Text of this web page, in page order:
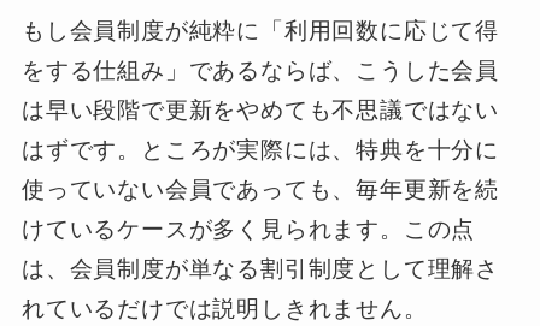
もし会員制度が純粋に「利用回数に応じて得
をする仕組み」であるならば、こうした会員
は早い段階で更新をやめても不思議ではない
はずです。ところが実際には、特典を十分に
使っていない会員であっても、毎年更新を続
けているケースが多く見られます。この点
は、会員制度が単なる割引制度として理解さ
れているだけでは説明しきれません。